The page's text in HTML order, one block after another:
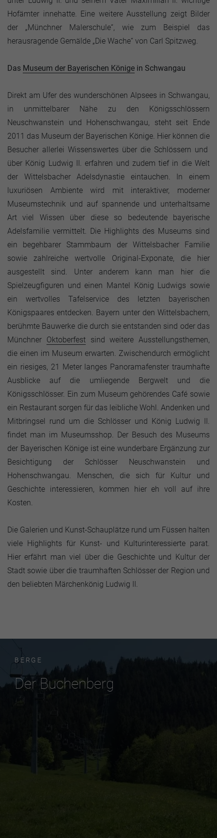
Hofämter innehatte. Eine weitere Ausstellung zeigt Bilder
der „Münchner Malerschule“, wie zum Beispiel das
herausragende Gemälde „Die Wache“ von Carl Spitzweg.
Das Museum der Bayerischen Könige in Schwangau
Direkt am Ufer des wunderschönen Alpsees in Schwangau,
in unmittelbarer Nähe zu den Königsschlössern
Neuschwanstein und Hohenschwangau, steht seit Ende
2011 das Museum der Bayerischen Könige. Hier können die
Besucher allerlei Wissenswertes über die Schlössern und
über König Ludwig II. erfahren und zudem tief in die Welt
der Wittelsbacher Adelsdynastie eintauchen. In einem
luxuriösen Ambiente wird mit interaktiver, moderner
Museumstechnik und auf spannende und unterhaltsame
Art viel Wissen über diese so bedeutende bayerische
Adelsfamilie vermittelt. Die Highlights des Museums sind
ein begehbarer Stammbaum der Wittelsbacher Familie
sowie zahlreiche wertvolle Original-Exponate, die hier
ausgestellt sind. Unter anderem kann man hier die
Spielzeugfiguren und einen Mantel König Ludwigs sowie
ein wertvolles Tafelservice des letzten bayerischen
Königspaares entdecken. Bayern unter den Wittelsbachern,
berühmte Bauwerke die durch sie entstanden sind oder das
Münchner Oktoberfestsind weitere Ausstellungsthemen,
die einen im Museum erwarten. Zwischendurch ermöglicht
ein riesiges, 21 Meter langes Panoramafenster traumhafte
Ausblicke auf die umliegende Bergwelt und die
Königsschlösser. Ein zum Museum gehörendes Café sowie
ein Restaurant sorgen für das leibliche Wohl. Andenken und
Mitbringsel rund um die Schlösser und König Ludwig II.
findet man im Museumsshop. Der Besuch des Museums
der Bayerischen Könige ist eine wunderbare Ergänzung zur
Besichtigung der Schlösser Neuschwanstein und
Hohenschwangau. Menschen, die sich für Kultur und
Geschichte interessieren, kommen hier eh voll auf ihre
Kosten.
Die Galerien und Kunst-Schauplätze rund um Füssen halten
viele Highlights für Kunst- und Kulturinteressierte parat.
Hier erfährt man viel über die Geschichte und Kultur der
Stadt sowie über die traumhaften Schlösser der Region und
den beliebten Märchenkönig Ludwig II.
BERGE
Der Buchenberg